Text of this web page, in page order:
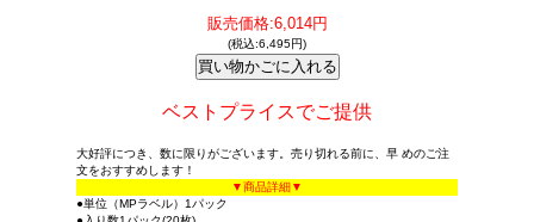
販売価格:6,014円
(税込:6,495円)
ベストプライスでご提供
大好評につき、数に限りがございます。売り切れる前に、早 めのご注
文をおすすめします！
▼商品詳細▼
●単位（MPラベル）1パック